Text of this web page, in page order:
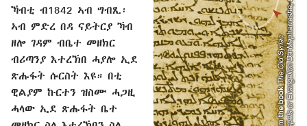
ኻብቲ ብ1842 ኣብ ግብጺ፡
ኣብ ምድረ በዳ ናይትርያ ኻብ
ዘሎ ገዳም ብቤተ መዘክር
ብሪጣንያ እተረኽበ ሓያሎ ኢደ
ጽሑፋት ሱርስት እዩ። በቲ
ዊልያም ኩርተን ዝስሙ ሓጋዚ
ሓላው ኢደ ጽሑፋት ቤተ